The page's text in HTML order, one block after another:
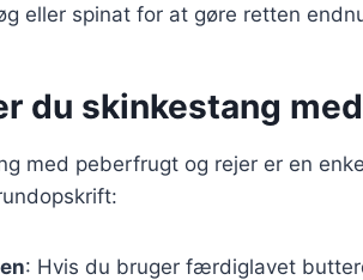
eller spinat for at gøre retten
du skinkestang
med peberfrugt og rejer er en
: Hvis du bruger færdiglavet